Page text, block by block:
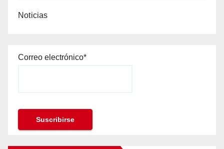
Noticias
Correo electrónico*